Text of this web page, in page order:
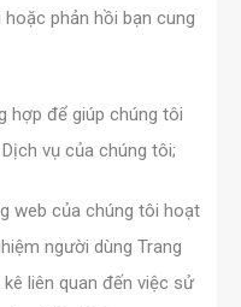
phản hồi bạn cung
hợp để giúp chúng tôi
vụ của chúng tôi;
web của chúng tôi hoạt
người dùng Trang
liên quan đến việc sử